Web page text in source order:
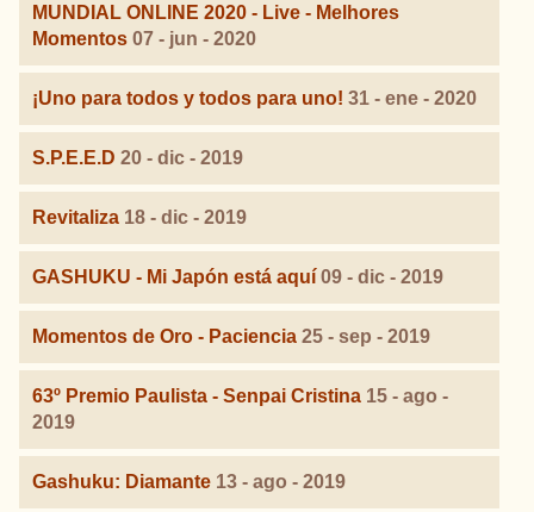
MUNDIAL ONLINE 2020 - Live - Melhores
Momentos 07 - jun - 2020
¡Uno para todos y todos para uno! 31 - ene - 2020
S.P.E.E.D 20 - dic - 2019
Revitaliza 18 - dic - 2019
GASHUKU - Mi Japón está aquí 09 - dic - 2019
Momentos de Oro - Paciencia 25 - sep - 2019
63º Premio Paulista - Senpai Cristina 15 - ago -
2019
Gashuku: Diamante 13 - ago - 2019